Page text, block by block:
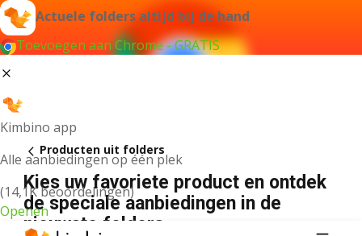
Actuele folders altijd bij de hand
Toevoegen aan Chrome - GRATIS
Kimbino app
Alle aanbiedingen op één plek
(14,1K beoordelingen)
Openen
Producten uit folders
Kies uw favoriete product en ontdek
de speciale aanbiedingen in de
nieuwste folders